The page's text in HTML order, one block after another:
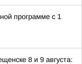
программе с 1
8 и 9 августа: